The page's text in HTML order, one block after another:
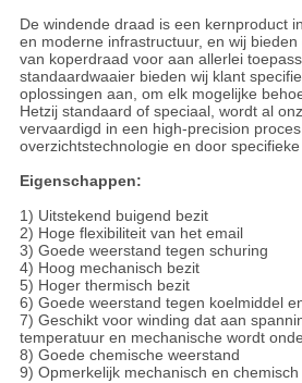
De windende draad is een kernproduct
en moderne infrastructuur, en wij
van koperdraad voor aan allerlei
standaardwaaier bieden wij klant
oplossingen aan, om elk mogelijke
Hetzij standaard of speciaal, wordt al
vervaardigd in een high-precision
overzichtstechnologie en door
Eigenschappen:
1) Uitstekend buigend bezit
2) Hoge flexibiliteit van het email
3) Goede weerstand tegen schuring
4) Hoog mechanisch bezit
5) Hoger thermisch bezit
6) Goede weerstand tegen koelmiddel
7) Geschikt voor winding dat aan
temperatuur en mechanische wordt
8) Goede chemische weerstand
9) Opmerkelijk mechanisch en chemisch